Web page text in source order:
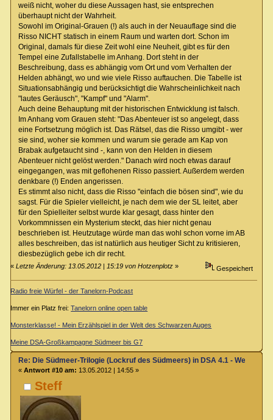
weiß nicht, woher du diese Aussagen hast, sie entsprechen
überhaupt nicht der Wahrheit.
Sowohl im Original-Grauen (!) als auch in der Neuauflage sind die
Risso NICHT statisch in einem Raum und warten dort. Schon im
Original, damals für diese Zeit wohl eine Neuheit, gibt es für den
Tempel eine Zufallstabelle im Anhang. Dort steht in der
Beschreibung, dass es abhängig vom Ort und vom Verhalten der
Helden abhängt, wo und wie viele Risso auftauchen. Die Tabelle ist
Situationsabhängig und berücksichtigt die Wahrscheinlichkeit nach
"lautes Geräusch", "Kampf" und "Alarm".
Auch deine Behauptung mit der historischen Entwicklung ist falsch.
Im Anhang vom Grauen steht: "Das Abenteuer ist so angelegt, dass
eine Fortsetzung möglich ist. Das Rätsel, das die Risso umgibt - wer
sie sind, woher sie kommen und warum sie gerade am Kap von
Brabak aufgetaucht sind -, kann von den Helden in diesem
Abenteuer nicht gelöst werden." Danach wird noch etwas darauf
eingegangen, was mit geflohenen Risso passiert. Außerdem werden
denkbare (!) Enden angerissen.
Es stimmt also nicht, dass die Risso "einfach die bösen sind", wie du
sagst. Für die Spieler vielleicht, je nach dem wie der SL leitet, aber
für den Spielleiter selbst wurde klar gesagt, dass hinter den
Vorkommnissen ein Mysterium steckt, das hier nicht genau
beschrieben ist. Heutzutage würde man das wohl schon vorne im AB
alles beschreiben, das ist natürlich aus heutiger Sicht zu kritisieren,
diesbezüglich gebe ich dir recht.
«Letzte Änderung: 13.05.2012 | 15:19 von Hotzenplotz » Gespeichert
Radio freie Würfel - der Tanelorn-Podcast
Immer ein Platz frei:Tanelorn online open table
Monsterklasse! - Mein Erzählspiel in der Welt des Schwarzen Auges
Meine DSA-Großkampagne Südmeer bis G7
Steff
Re: Die Südmeer-Trilogie (Lockruf des Südmeers) in DSA 4.1 - Wer hat
« Antwort #10 am: 13.05.2012 | 14:55 »